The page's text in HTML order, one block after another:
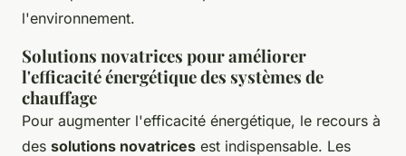
l'environnement.
Solutions novatrices pour améliorer
l'efficacité énergétique des systèmes de
chauffage
Pour augmenter l'efficacité énergétique, le recours à
des solutions novatrices est indispensable. Les